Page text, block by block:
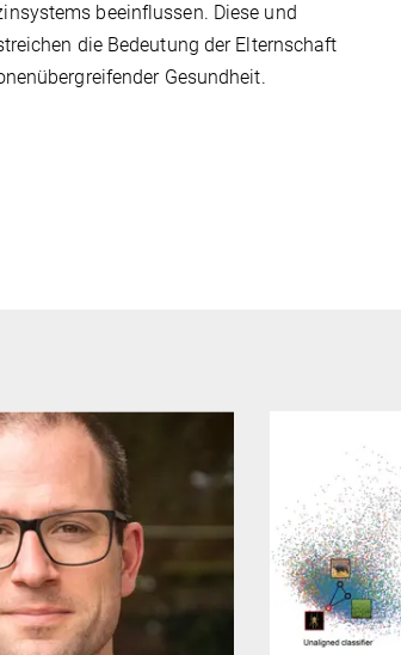
beeinflussen. Diese und
die Bedeutung der Elternschaft
Gesundheit.